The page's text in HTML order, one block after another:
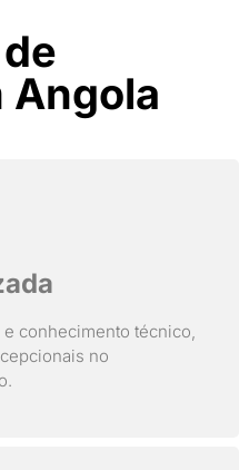
Angola
conhecimento técnico,
no